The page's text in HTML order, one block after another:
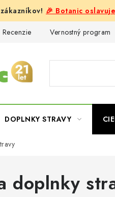
🎉 Botanic
Recenzie Vernostný program
DOPLNKY STRAVY
doplnky